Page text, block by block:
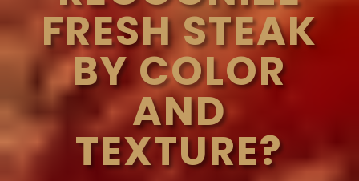
FRESH STEAK
BY COLOR
AND
TEXTURE?